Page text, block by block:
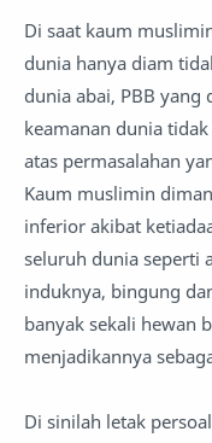
Di saat kaum
dunia hanya diam
dunia abai, PBB yang
keamanan dunia
atas permasalahan
Kaum muslimin
inferior akibat
seluruh dunia seperti
induknya, bingung
banyak sekali hewan
menjadikannya
Di sinilah letak